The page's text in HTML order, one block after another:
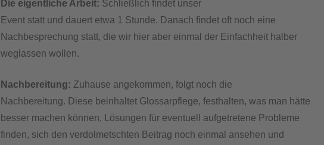
Die eigentliche Arbeit: Schließlich findet unser
Event statt und dauert etwa 1 Stunde. Danach findet oft noch eine
Nachbesprechung statt, die wir hier aber einmal der Einfachheit halber
weglassen wollen.
Nachbereitung: Zuhause angekommen, folgt noch die
Nachbereitung. Diese beinhaltet Glossarpflege, festhalten, was man hätte
besser machen können, Lösungen für eventuell aufgetretene Probleme
finden, sich den verdolmetschten Beitrag noch einmal ansehen und